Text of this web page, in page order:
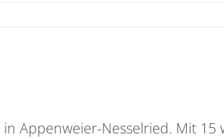
Appenweier-Nesselried. Mit 15